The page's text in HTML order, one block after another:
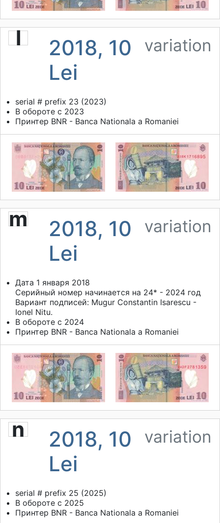
l
2018, 10
Lei
variation
serial # prefix 23 (2023)
В обороте с 2023
Принтер BNR - Banca Nationala a Romaniei
m
2018, 10
Lei
variation
Дата 1 января 2018
Серийный номер начинается на 24* - 2024 год
Вариант подписей: Mugur Constantin Isarescu -
Ionel Nitu.
В обороте с 2024
Принтер BNR - Banca Nationala a Romaniei
n
2018, 10
Lei
variation
serial # prefix 25 (2025)
В обороте с 2025
Принтер BNR - Banca Nationala a Romaniei